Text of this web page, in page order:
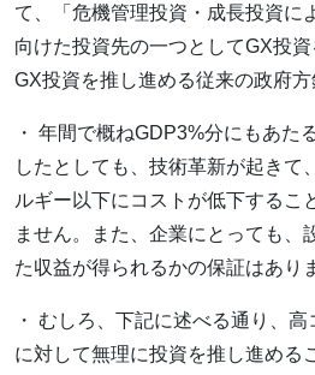
て、「危機管理投資・成長投資に
向けた投資先の一つとしてGX投資
GX投資を推し進める従来の政府方
・ 年間で概ねGDP3%分にもあた
したとしても、技術革新が起きて
ルギー以下にコストが低下するこ
ません。また、企業にとっても、
た収益が得られるかの保証はあり
・ むしろ、下記に述べる通り、
に対して無理に投資を推し進める